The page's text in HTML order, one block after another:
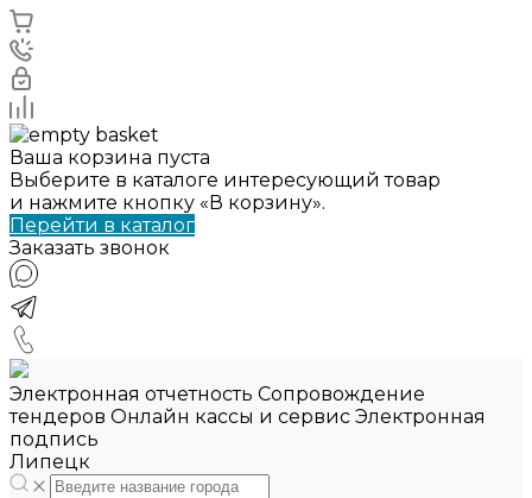
Ваша корзина пуста
Выберите в каталоге интересующий товар
и нажмите кнопку «В корзину».
Перейти в каталог
Заказать звонок
Электронная отчетность Сопровождение
тендеров Онлайн кассы и сервис Электронная
подпись
Липецк